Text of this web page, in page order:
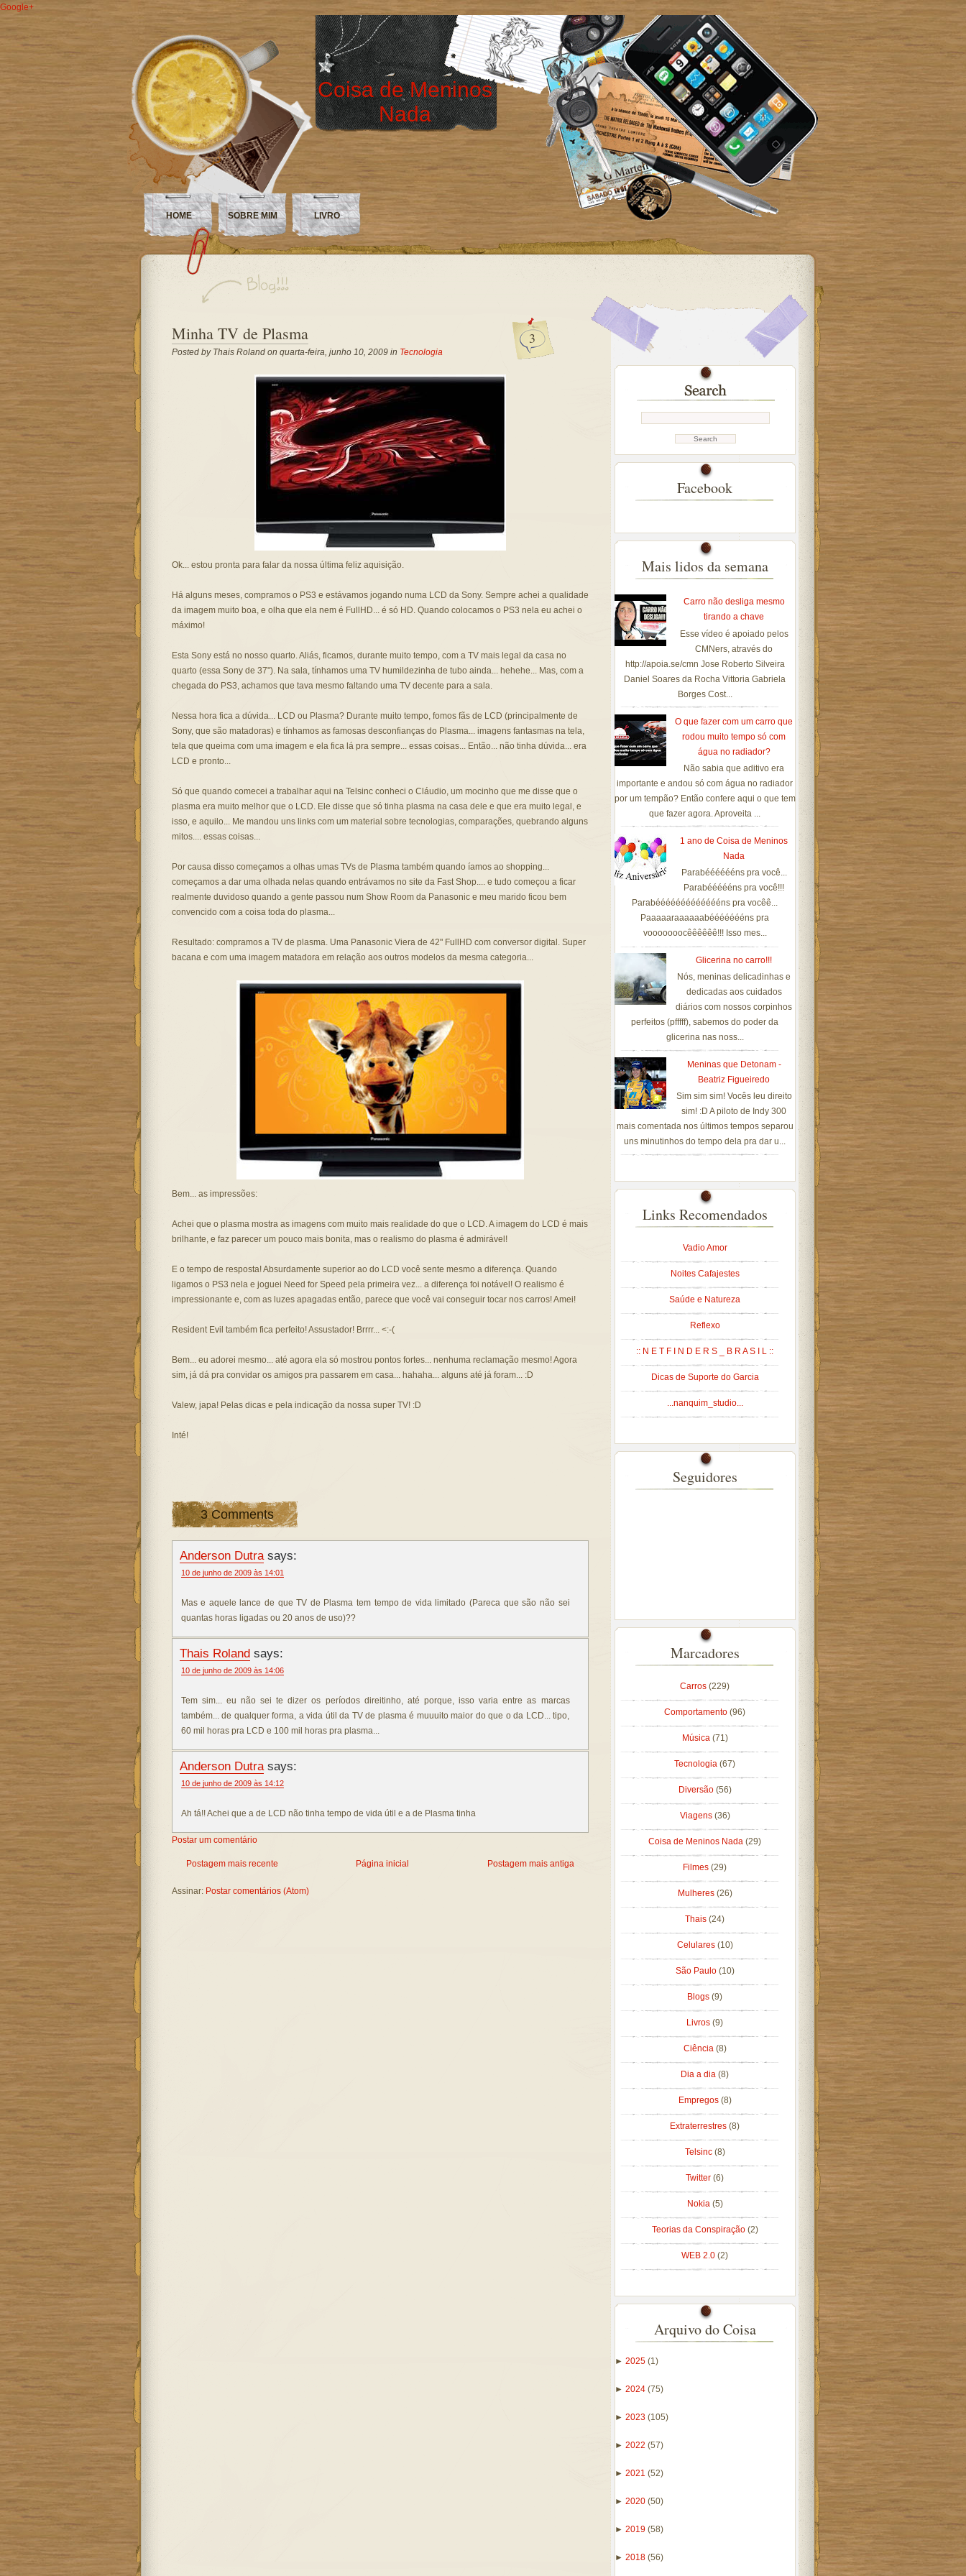
Google+
Coisa de Meninos
Nada
HOME SOBRE MIM LIVRO
3
Minha TV de Plasma
Posted by Thais Rolandon quarta-feira, junho 10, 2009 in Tecnologia
Ok... estou pronta para falar da nossa última feliz aquisição.
Há alguns meses, compramos o PS3 e estávamos jogando numa LCD da Sony. Sempre achei a qualidade
da imagem muito boa, e olha que ela nem é FullHD... é só HD. Quando colocamos o PS3 nela eu achei o
máximo!
Esta Sony está no nosso quarto. Aliás, ficamos, durante muito tempo, com a TV mais legal da casa no
quarto (essa Sony de 37"). Na sala, tínhamos uma TV humildezinha de tubo ainda... hehehe... Mas, com a
chegada do PS3, achamos que tava mesmo faltando uma TV decente para a sala.
Nessa hora fica a dúvida... LCD ou Plasma? Durante muito tempo, fomos fãs de LCD (principalmente de
Sony, que são matadoras) e tínhamos as famosas desconfianças do Plasma... imagens fantasmas na tela,
tela que queima com uma imagem e ela fica lá pra sempre... essas coisas... Então... não tinha dúvida... era
LCD e pronto...
Só que quando comecei a trabalhar aqui na Telsinc conheci o Cláudio, um mocinho que me disse que o
plasma era muito melhor que o LCD. Ele disse que só tinha plasma na casa dele e que era muito legal, e
isso, e aquilo... Me mandou uns links com um material sobre tecnologias, comparações, quebrando alguns
mitos.... essas coisas...
Por causa disso começamos a olhas umas TVs de Plasma também quando íamos ao shopping...
começamos a dar uma olhada nelas quando entrávamos no site da Fast Shop.... e tudo começou a ficar
realmente duvidoso quando a gente passou num Show Room da Panasonic e meu marido ficou bem
convencido com a coisa toda do plasma...
Resultado: compramos a TV de plasma. Uma Panasonic Viera de 42" FullHD com conversor digital. Super
bacana e com uma imagem matadora em relação aos outros modelos da mesma categoria...
Bem... as impressões:
Achei que o plasma mostra as imagens com muito mais realidade do que o LCD. A imagem do LCD é mais
brilhante, e faz parecer um pouco mais bonita, mas o realismo do plasma é admirável!
E o tempo de resposta! Absurdamente superior ao do LCD você sente mesmo a diferença. Quando
ligamos o PS3 nela e joguei Need for Speed pela primeira vez... a diferença foi notável! O realismo é
impressionante e, com as luzes apagadas então, parece que você vai conseguir tocar nos carros! Amei!
Resident Evil também fica perfeito! Assustador! Brrrr... <:-(
Bem... eu adorei mesmo... até agora ela só mostrou pontos fortes... nenhuma reclamação mesmo! Agora
sim, já dá pra convidar os amigos pra passarem em casa... hahaha... alguns até já foram... :D
Valew, japa! Pelas dicas e pela indicação da nossa super TV! :D
Inté!
3 Comments
Anderson Dutrasays:
10 de junho de 2009 às 14:01
Mas e aquele lance de que TV de Plasma tem tempo de vida limitado (Pareca que são não sei
quantas horas ligadas ou 20 anos de uso)??
Thais Rolandsays:
10 de junho de 2009 às 14:06
Tem sim... eu não sei te dizer os períodos direitinho, até porque, isso varia entre as marcas
também... de qualquer forma, a vida útil da TV de plasma é muuuito maior do que o da LCD... tipo,
60 mil horas pra LCD e 100 mil horas pra plasma...
Anderson Dutrasays:
10 de junho de 2009 às 14:12
Ah tá!! Achei que a de LCD não tinha tempo de vida útil e a de Plasma tinha
Postar um comentário
Postagem mais recente Postagem mais antiga
Página inicial
Assinar: Postar comentários (Atom)
Facebook
Mais lidos da semana
Carro não desliga mesmo
tirando a chave
Esse vídeo é apoiado pelos
CMNers, através do
http://apoia.se/cmn Jose Roberto Silveira
Daniel Soares da Rocha Vittoria Gabriela
Borges Cost...
O que fazer com um carro que
rodou muito tempo só com
água no radiador?
Não sabia que aditivo era
importante e andou só com água no radiador
por um tempão? Então confere aqui o que tem
que fazer agora. Aproveita ...
1 ano de Coisa de Meninos
Nada
Parabééééééns pra você...
Parabéééééns pra você!!!
Parabéééééééééééééns pra vocêê...
Paaaaaraaaaaabéééééééns pra
vooooooocêêêêêê!!! Isso mes...
Glicerina no carro!!!
Nós, meninas delicadinhas e
dedicadas aos cuidados
diários com nossos corpinhos
perfeitos (pfffff), sabemos do poder da
glicerina nas noss...
Meninas que Detonam -
Beatriz Figueiredo
Sim sim sim! Vocês leu direito
sim! :D A piloto de Indy 300
mais comentada nos últimos tempos separou
uns minutinhos do tempo dela pra dar u...
Links Recomendados
Vadio Amor
Noites Cafajestes
Saúde e Natureza
Reflexo
:: N E T F I N D E R S _ B R A S I L ::
Dicas de Suporte do Garcia
...nanquim_studio...
Seguidores
Marcadores
Carros (229)
Comportamento (96)
Música (71)
Tecnologia (67)
Diversão (56)
Viagens (36)
Coisa de Meninos Nada (29)
Filmes (29)
Mulheres (26)
Thais (24)
Celulares (10)
São Paulo (10)
Blogs (9)
Livros (9)
Ciência (8)
Dia a dia (8)
Empregos (8)
Extraterrestres (8)
Telsinc (8)
Twitter (6)
Nokia (5)
Teorias da Conspiração (2)
WEB 2.0 (2)
Arquivo do Coisa
► 2025 (1)
► 2024 (75)
► 2023 (105)
► 2022 (57)
► 2021 (52)
► 2020 (50)
► 2019 (58)
► 2018 (56)